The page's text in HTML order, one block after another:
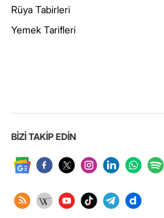
Rüya Tabirleri
Yemek Tarifleri
BİZİ TAKİP EDİN